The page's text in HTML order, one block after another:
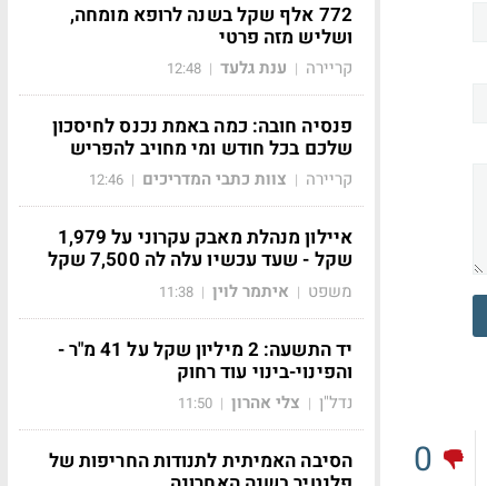
0
772 אלף שקל בשנה לרופא מומחה,
ושליש מזה פרטי
קריירה | ענת גלעד |
12:48
פנסיה חובה: כמה באמת נכנס לחיסכון
שלכם בכל חודש ומי מחויב להפריש
קריירה | צוות כתבי המדריכים |
12:46
איילון מנהלת מאבק עקרוני על 1,979
שקל - שעד עכשיו עלה לה 7,500 שקל
משפט | איתמר לוין |
11:38
יד התשעה: 2 מיליון שקל על 41 מ"ר -
והפינוי-בינוי עוד רחוק
נדל"ן | צלי אהרון |
11:50
הסיבה האמיתית לתנודות החריפות של